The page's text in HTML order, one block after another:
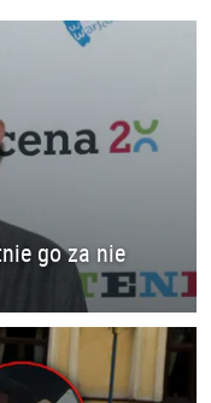
go za nie